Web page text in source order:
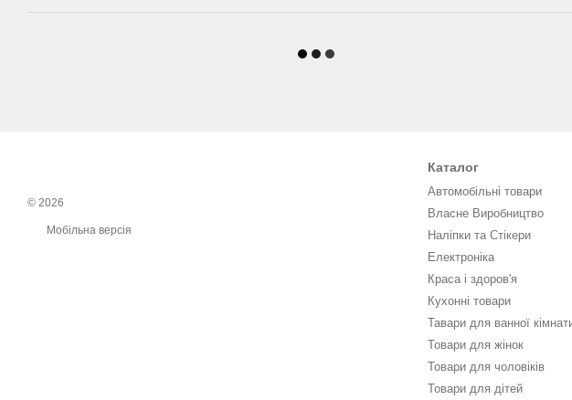
© 2026
Мобільна версія
Каталог
Автомобільні товари
Власне Виробництво
Наліпки та Стікери
Електроніка
Краса і здоров'я
Кухонні товари
Тавари для ванної
Товари для жінок
Товари для чоловіків
Товари для дітей